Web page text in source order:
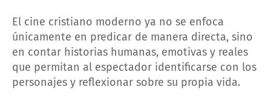
El cine cristiano moderno ya no se enfoca
únicamente en predicar de manera directa, sino
en contar historias humanas, emotivas y reales
que permitan al espectador identificarse con los
personajes y reflexionar sobre su propia vida.